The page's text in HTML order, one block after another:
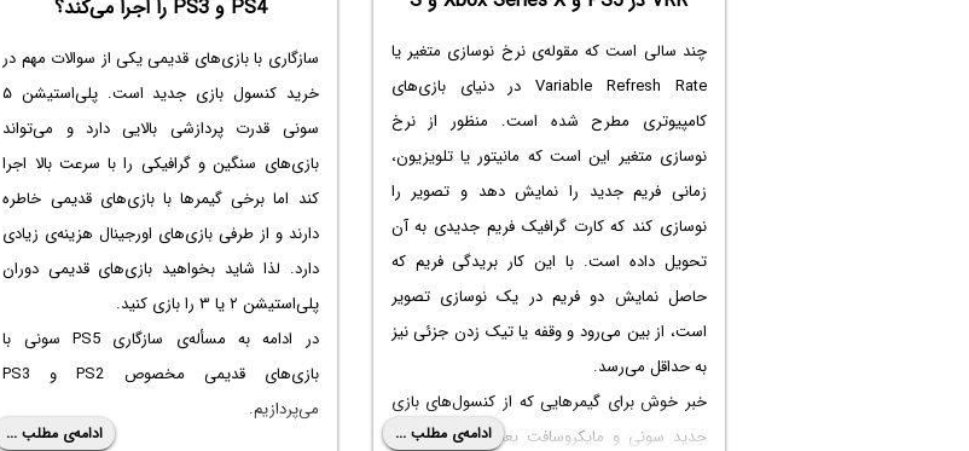
چند سالی است که مقوله‌ی نرخ نوسازی متغیر یا
Variable Refresh Rate در دنیای بازی‌های
کامپیوتری مطرح شده است. منظور از نرخ
نوسازی متغیر این است که مانیتور یا تلویزیون،
زمانی فریم جدید را نمایش دهد و تصویر را
نوسازی کند که کارت گرافیک فریم جدیدی به آن
تحویل داده است. با این کار بریدگی فریم که
حاصل نمایش دو فریم در یک نوسازی تصویر
است، از بین می‌رود و وقفه یا تیک زدن جزئی نیز
به حداقل می‌رسد.
خبر خوش برای گیمرهایی که از کنسول‌های بازی
جدید سونی و مایکروسافت یعنی PS5 و Xbox
ادامه‌ی مطلب ...
PS4 و PS3‌ را اجرا می‌کند؟
سازگاری با بازی‌های قدیمی یکی از سوالات مهم در
خرید کنسول بازی جدید است. پلی‌استیشن ۵
سونی قدرت پردازشی بالایی دارد و می‌تواند
بازی‌های سنگین و گرافیکی را با سرعت بالا اجرا
کند اما برخی گیمرها با بازی‌های قدیمی خاطره
دارند و از طرفی بازی‌های اورجینال هزینه‌ی زیادی
دارد. لذا شاید بخواهید بازی‌های قدیمی دوران
پلی‌استیشن ۲ یا ۳ را بازی کنید.
در ادامه به مسأله‌ی سازگاری PS5 سونی با
بازی‌های قدیمی مخصوص PS2 و PS3
می‌پردازیم.
ادامه‌ی مطلب ...